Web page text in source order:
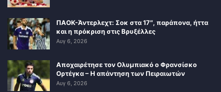
ΠΑΟΚ-Άντερλεχτ: Σοκ στα 17″, παράπονα, ήττα
και η πρόκριση στις Βρυξέλλες
Αυγ 6, 2026
Αποχαιρέτησε τον Ολυμπιακό ο Φρανσίσκο
Ορτέγκα – Η απάντηση των Πειραιωτών
Αυγ 6, 2026